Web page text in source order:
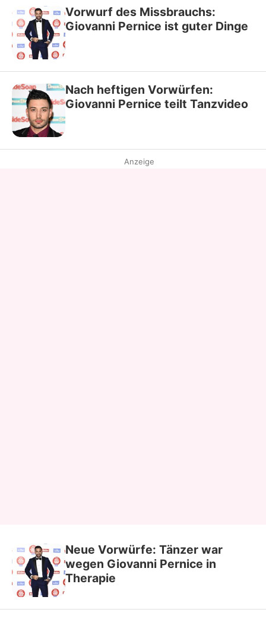
Vorwurf des Missbrauchs:
Giovanni Pernice ist guter Dinge
Nach heftigen Vorwürfen:
Giovanni Pernice teilt Tanzvideo
Anzeige
Neue Vorwürfe: Tänzer war
wegen Giovanni Pernice in
Therapie